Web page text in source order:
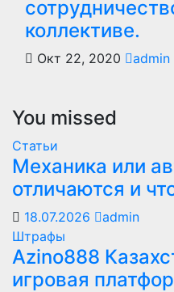
коллективе.
Окт 22, 2020 admin
You missed
Статьи
Механика или
отличаются и
18.07.2026
admin
Штрафы
Azino888
игровая